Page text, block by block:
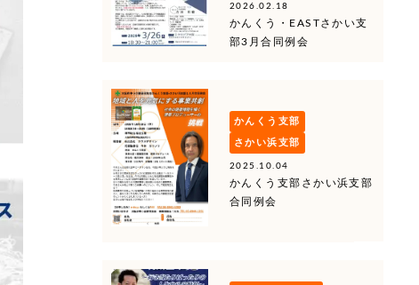
2026.02.18
かんくう・EASTさかい支
部3月合同例会
かんくう支部
さかい浜支部
2025.10.04
かんくう支部さかい浜支部
合同例会